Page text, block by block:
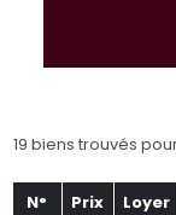
19 biens trouvés
N° Prix Loyer